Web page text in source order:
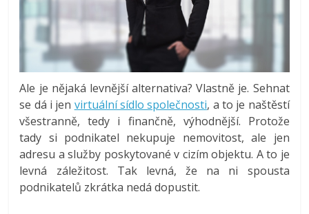
Ale je nějaká levnější alternativa? Vlastně je. Sehnat
se dá i jen virtuální sídlo společnosti, a to je naštěstí
všestranně, tedy i finančně, výhodnější. Protože
tady si podnikatel nekupuje nemovitost, ale jen
adresu a služby poskytované v cizím objektu. A to je
levná záležitost. Tak levná, že na ni spousta
podnikatelů zkrátka nedá dopustit.